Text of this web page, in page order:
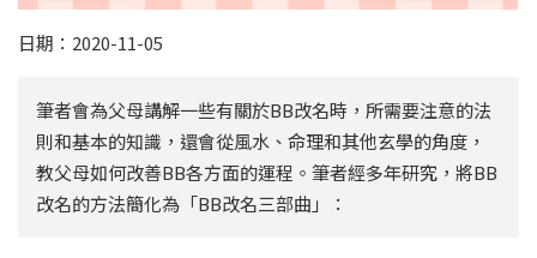
日期：2020-11-05
筆者會為父母講解一些有關於BB改名時，所需要注意的法
則和基本的知識，還會從風水、命理和其他玄學的角度，
教父母如何改善BB各方面的運程。筆者經多年研究，將BB
改名的方法簡化為「BB改名三部曲」：